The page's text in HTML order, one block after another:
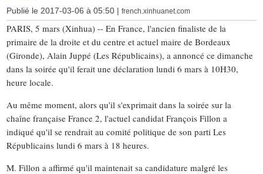
Publié le 2017-03-06 à 05:50 |french.xinhuanet.com
PARIS, 5 mars (Xinhua) -- En France, l'ancien finaliste de la
primaire de la droite et du centre et actuel maire de Bordeaux
(Gironde), Alain Juppé (Les Républicains), a annoncé ce dimanche
dans la soirée qu'il ferait une déclaration lundi 6 mars à 10H30,
heure locale.
Au même moment, alors qu'il s'exprimait dans la soirée sur la
chaîne française France 2, l'actuel candidat François Fillon a
indiqué qu'il se rendrait au comité politique de son parti Les
Républicains lundi 6 mars à 18 heures.
M. Fillon a affirmé qu'il maintenait sa candidature malgré les